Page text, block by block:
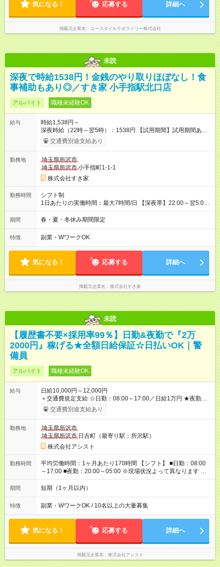
気になる！ 応募する 詳細へ
掲載元企業名 ユースタイルラボラトリー株式会社
未読
深夜で時給1538円！金銭のやり取りほぼなし！食
事補助もあり◎／すき家 小手指駅北口店
アルバイト 職種未経験OK
給与
時給1,538円～
深夜時給（22時～翌5時）：1538円 【試用期間】試用期間あり
試用期間の長さ：1ヶ月 雇用形態、給与は本採用時と同じです。
試用期間の実態は30日（※条件変更なし）ですが、切り上げで
同時給）
交通費別途支給あり
勤務地
埼玉県所沢市
埼玉県所沢市小手指町1-1-1
株式会社すき家
勤務時間
シフト制
1日あたりの実働時間：最大7時間/日 【深夜帯】22:00～翌5:00
週2日～・1日2h～OK◎ ※22:00から翌5:00までは18歳以上の方
のみ勤務可能です（18歳未満の深夜業務禁止のため） ★深夜で
す。 必ず、2名以上での勤務を行いますので、安心して働けま
す。
期間 春・夏・冬休み期間限定
特徴 副業・WワークOK
気になる！ 応募する 詳細へ
掲載元企業名 株式会社すき家
未読
【履歴書不要×採用率99％】日勤&夜勤で『2万
2000円』稼げる★全額日給保証☆日払いOK｜警
備員
アルバイト 職種未経験OK
給与
日給10,000円～12,000円
＋交通費規定支給 ☆日勤：08:00～17:00／日給1万円 ★夜勤：
20:00～05:00／日給1万2000円 -:+:-:+:-:+:-:+:-:+:- 日勤＋夜勤で 1
日『2万2000円』も稼げる！ -:+:-:+:-:+:-:+:-:+:- ■選べる支払い方
べる！ 日払いは、当日に『現金全額』手渡しです♪ ■残業手当
別途支給 ■日給全額保障あり ┗予定時間より早く終わっても日給
は満額支給！ ■資格手当あり ┗施設警備2級など 【試用期間】
試用期間なし
交通費別途支給あり
勤務地
埼玉県所沢市
埼玉県所沢市 日吉町（最寄り駅：所沢駅）
株式会社アシスト
勤務時間
平均労働時間：1ヶ月あたり170時間 【シフト】 ■日勤：08:00
～17:00 ■夜勤：20:00～05:00 ※現場状況よって異なります ※早
く終われば1現場4～8時間勤務もあり ☆週3～勤務OK！ ☆現場
が早く終わっても日給全額保証！ ☆ご希望の方は「日勤＋夜
日勤：08:00～17:00 ■夜勤：20:00～05:00 ※現場状況よって異
なります ※早く終われば1現場4～8時間勤務もあり ☆週3～勤務
OK！ ☆現場が早く終わっても日給全額保証！ ☆ご希望の方は
「日勤＋夜勤」も可能！
期間 短期（1ヶ月以内）
特徴 副業・WワークOK / 10名以上の大量募集
気になる！ 応募する 詳細へ
掲載元企業名 株式会社アシスト